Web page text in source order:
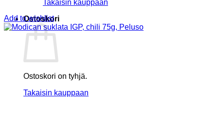
Takaisin kauppaan
Ostoskori
Ostoskori on tyhjä.
Takaisin kauppaan
Add to wishlist